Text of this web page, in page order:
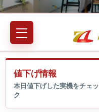
値下げ情報